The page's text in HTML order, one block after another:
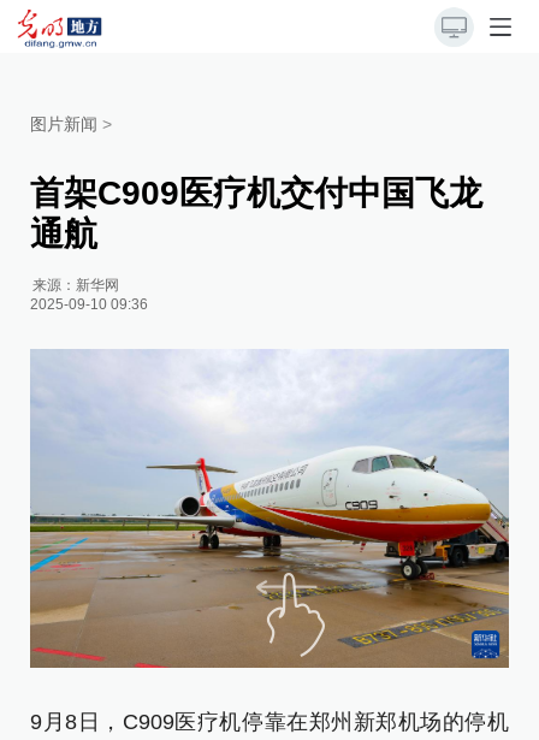
图片新闻 >
首架C909医疗机交付中国飞龙
通航
来源： 新华网
2025-09-10 09:36
9月8日，C909医疗机停靠在郑州新郑机场的停机